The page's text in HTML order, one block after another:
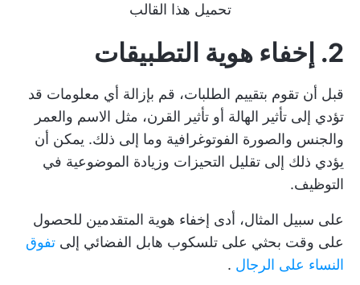
تحميل هذا القالب
2. إخفاء هوية التطبيقات
قبل أن تقوم بتقييم الطلبات، قم بإزالة أي معلومات قد
تؤدي إلى تأثير الهالة أو تأثير القرن، مثل الاسم والعمر
والجنس والصورة الفوتوغرافية وما إلى ذلك. يمكن أن
يؤدي ذلك إلى تقليل التحيزات وزيادة الموضوعية في
التوظيف.
على سبيل المثال، أدى إخفاء هوية المتقدمين للحصول
على وقت بحثي على تلسكوب هابل الفضائي إلى تفوق
النساء على الرجال .